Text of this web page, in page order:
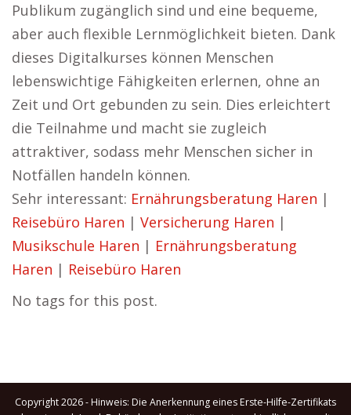
Publikum zugänglich sind und eine bequeme,
aber auch flexible Lernmöglichkeit bieten. Dank
dieses Digitalkurses können Menschen
lebenswichtige Fähigkeiten erlernen, ohne an
Zeit und Ort gebunden zu sein. Dies erleichtert
die Teilnahme und macht sie zugleich
attraktiver, sodass mehr Menschen sicher in
Notfällen handeln können.
Sehr interessant: Ernährungsberatung Haren |
Reisebüro Haren | Versicherung Haren |
Musikschule Haren | Ernährungsberatung
Haren | Reisebüro Haren
No tags for this post.
Copyright 2026 - Hinweis: Die Anerkennung eines Erste-Hilfe-Zertifikats